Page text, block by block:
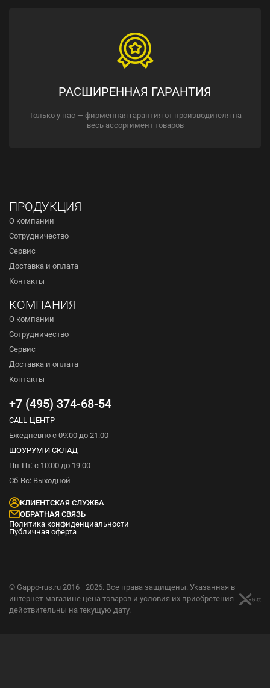
РАСШИРЕННАЯ ГАРАНТИЯ
Только у нас — фирменная гарантия от производителя на
весь ассортимент товаров
ПРОДУКЦИЯ
О компании
Сотрудничество
Сервис
Доставка и оплата
Контакты
КОМПАНИЯ
О компании
Сотрудничество
Сервис
Доставка и оплата
Контакты
+7 (495) 374-68-54
CALL-ЦЕНТР
Ежедневно с 09:00 до 21:00
ШОУРУМ И СКЛАД
Пн-Пт: с 10:00 до 19:00
Сб-Вс: Выходной
КЛИЕНТСКАЯ СЛУЖБА
ОБРАТНАЯ СВЯЗЬ
Политика конфиденциальности
Публичная оферта
© Gappo-rus.ru 2016—2026. Все права защищены. Указанная в
интернет-магазине цена товаров и условия их приобретения
действительны на текущую дату.